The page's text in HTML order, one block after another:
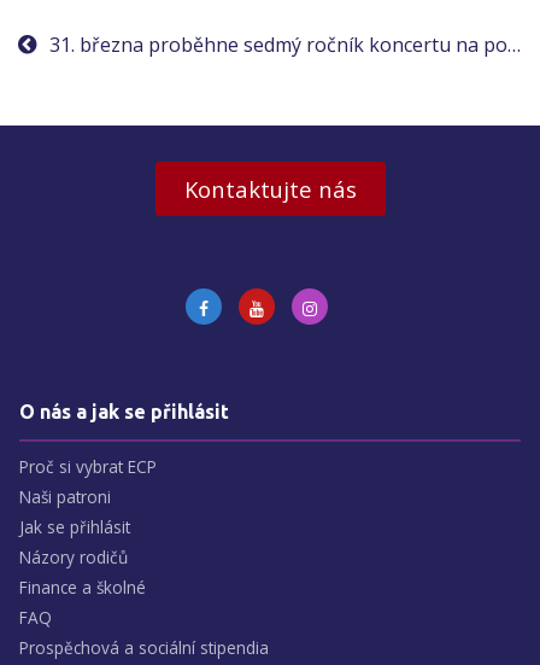
pro31. března proběhne sedmý ročník koncertu na podporu Stipendia Václava Havla
Kontaktujte nás
O nás a jak se přihlásit
Proč si vybrat ECP
Naši patroni
Jak se přihlásit
Názory rodičů
Finance a školné
FAQ
Prospěchová a sociální stipendia